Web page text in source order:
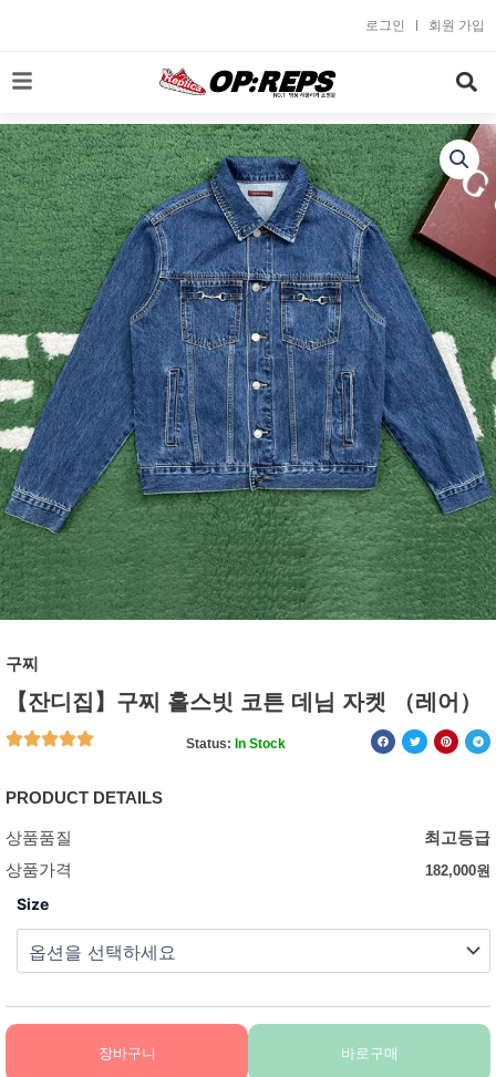
로
너
뛰
기
로그인 회원 가입
구찌
【잔디집】구찌 홀스빗 코튼 데님 자켓 （레어）
Status: In Stock
PRODUCT DETAILS
상품품질
최고등급
상품가격
182,000원
Size
장바구니 바로구매